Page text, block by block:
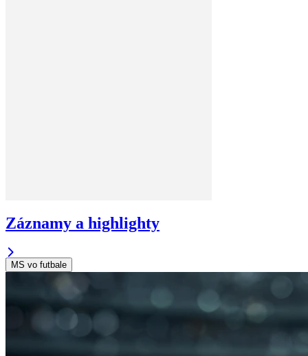
Záznamy a highlighty
MS vo futbale